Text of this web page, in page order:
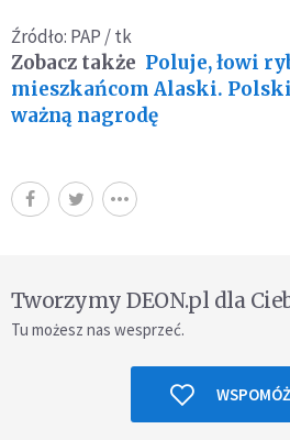
Źródło: PAP / tk
Zobacz także Poluje, łowi
mieszkańcom Alaski.
ważną nagrodę
Tworzymy DEON.pl dla
Tu możesz nas wesprzeć.